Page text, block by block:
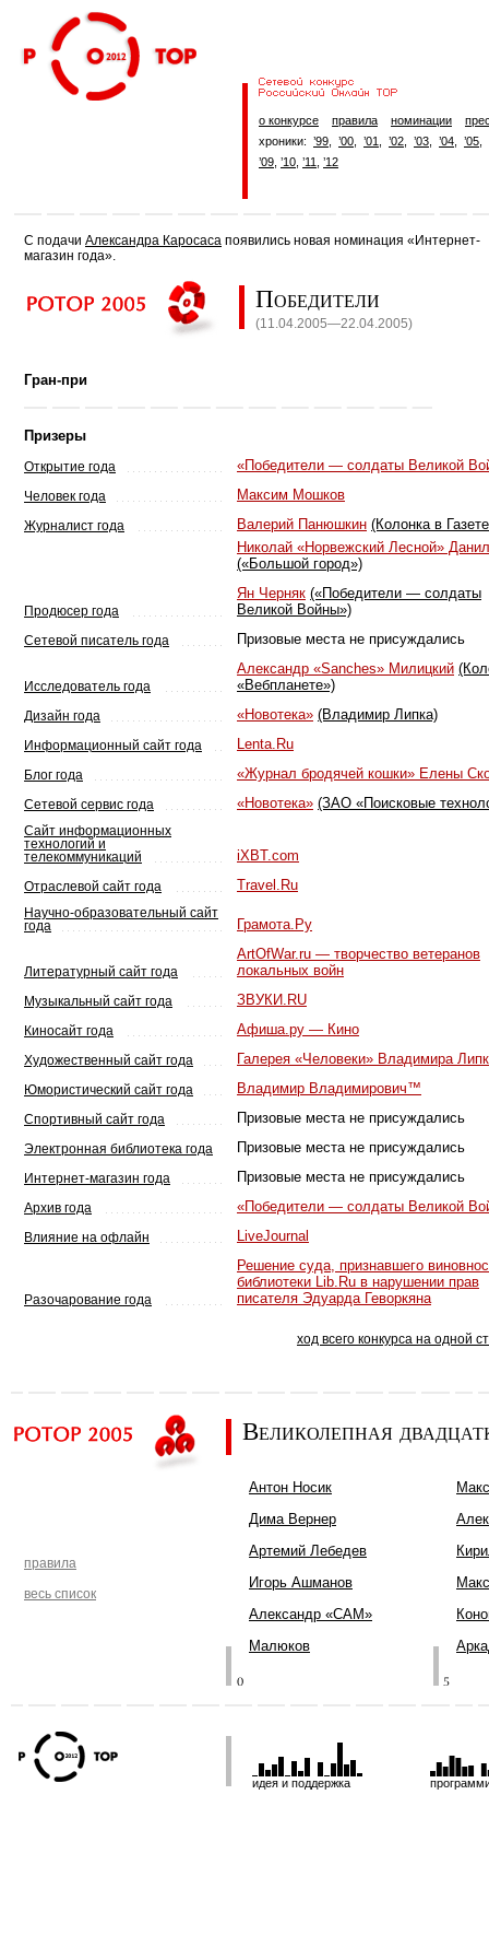
о конкурсе правила номинации
хроники: ’99 ’00 ’01 ’02 ’03 ’04 ’05
’09 ’10 ’11 ’12
С подачи Александра Каросаса появились новая номинация «Интернет-
магазин года».
Победители
(11.04.2005—22.04.2005)
Гран-при
Призеры
Открытие года «Победители — солдаты Великой
Человек года Максим Мошков
Журналист года Валерий Панюшкин (Колонка в
Николай «Норвежский Лесной»
(«Большой город»)
Продюсер года
Ян Черняк («Победители — солдаты
Великой Войны»)
Сетевой писатель года Призовые места не присуждались
Исследователь года
Александр «Sanches» Милицкий
«Вебпланете»)
Дизайн года «Новотека» (Владимир Липка)
Информационный сайт года Lenta.Ru
Блог года «Журнал бродячей кошки» Елены
Сетевой сервис года «Новотека» (ЗАО «Поисковые
Сайт информационных
технологий и
телекоммуникаций
iXBT.com
Отраслевой сайт года Travel.Ru
Научно-образовательный сайт
года
Грамота.Ру
Литературный сайт года
ArtOfWar.ru — творчество ветеранов
локальных войн
Музыкальный сайт года ЗВУКИ.RU
Киносайт года Афиша.ру — Кино
Художественный сайт года Галерея «Человеки» Владимира
Юмористический сайт года Владимир Владимирович™
Спортивный сайт года Призовые места не присуждались
Электронная библиотека года Призовые места не присуждались
Интернет-магазин года Призовые места не присуждались
Архив года «Победители — солдаты Великой
Влияние на офлайн LiveJournal
Разочарование года
Решение суда, признавшего
библиотеки Lib.Ru в нарушении прав
писателя Эдуарда Геворкяна
ход всего конкурса на одной
Великолепная
правила
весь список
Антон Носик
Дима Вернер
Артемий Лебедев
Игорь Ашманов
Александр «CAM»
Малюков
идея и поддержка